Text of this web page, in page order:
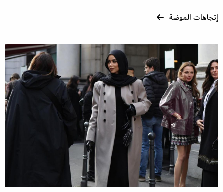
إتجاهات الموضة